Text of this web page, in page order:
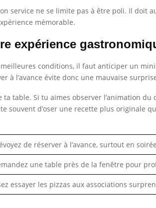
service ne se limite pas à être poli. Il doit
mémorable.
expérience
conditions, il faut anticiper un
à l’avance évite donc une mauvaise
table. Si tu aimes observer l’animation
souvent d’oser une recette plus originale
de réserver à l’avance, surtout en
une table près de la fenêtre pour
essayer les pizzas aux associations